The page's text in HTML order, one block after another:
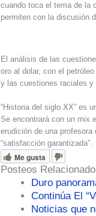
cuando toca el tema de la
permiten con la discusión
El análisis de las
oro al dolar, con el
y las cuestiones raciales y
“Historia del siglo XX” es
Se encontrará con un mix
erudición de una
“satisfacción garantizada”.
Me gusta
Posteos
Duro
Continúa El
Noticias que